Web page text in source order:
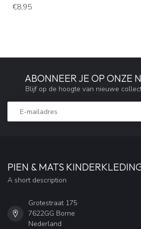
€8,95
ABONNEER JE OP ONZE
Blijf op de hoogte van nieuwe
PIEN & MATS
A short description
Grotestraat 175
7622GG Borne
Nederland